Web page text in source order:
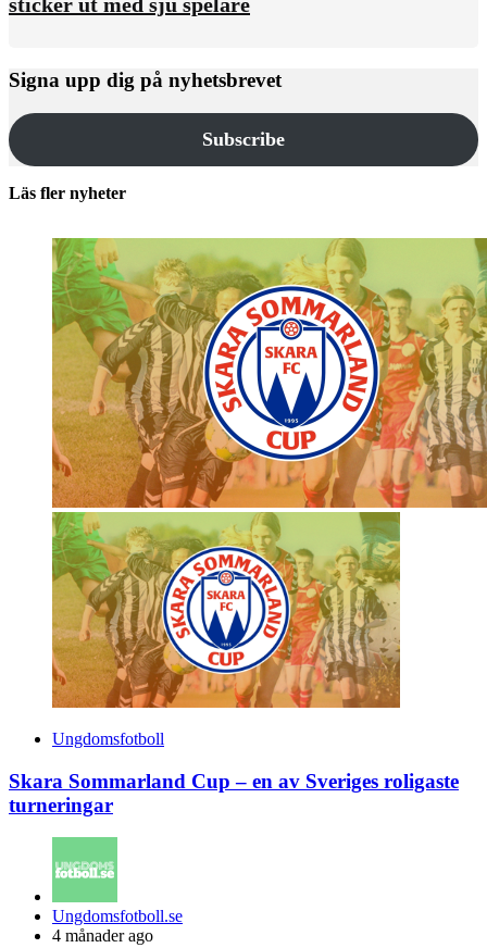
sticker ut med sju spelare
Signa upp dig på nyhetsbrevet
Subscribe
Läs fler nyheter
Ungdomsfotboll
Skara Sommarland Cup – en av Sveriges roligaste
turneringar
Posted
by
Ungdomsfotboll.se
4 månader ago